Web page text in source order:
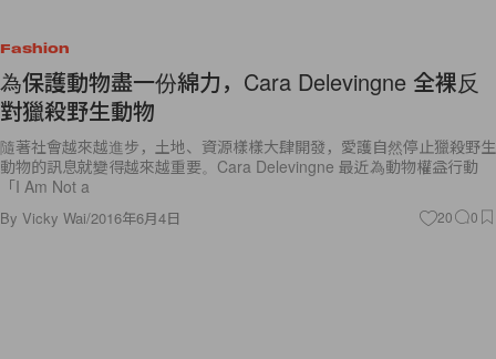
為保護動物盡一份綿力，Cara Delevingne 全裸反
對獵殺野生動物
隨著社會越來越進步，土地、資源樣樣大肆開發，愛護自然停止獵殺野生
「I Am Not a
By Vicky Wai/